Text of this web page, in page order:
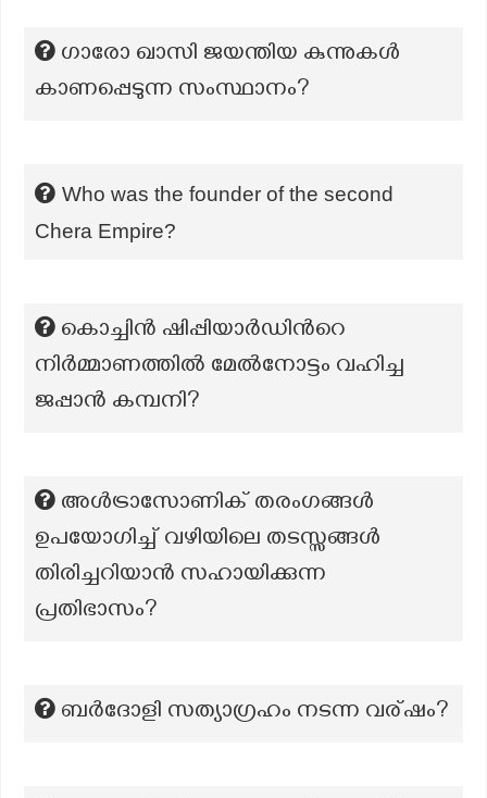
ഗാരോ ഖാസി ജയന്തിയ കുന്നുകള്‍
കാണപ്പെടുന്ന സംസ്ഥാനം?
Who was the founder of the second
Chera Empire?
കൊച്ചിൻ ഷിപ്പിയാർഡിന്‍റെ
നിർമ്മാണത്തിൽ മേൽനോട്ടം വഹിച്ച
ജപ്പാൻ കമ്പനി?
അൾട്രാസോണിക് തരംഗങ്ങൾ
ഉപയോഗിച്ച് വഴിയിലെ തടസ്സങ്ങൾ
തിരിച്ചറിയാൻ സഹായിക്കുന്ന
പ്രതിഭാസം?
ബര്‍ദോളി സത്യാഗ്രഹം നടന്ന വര്ഷം?